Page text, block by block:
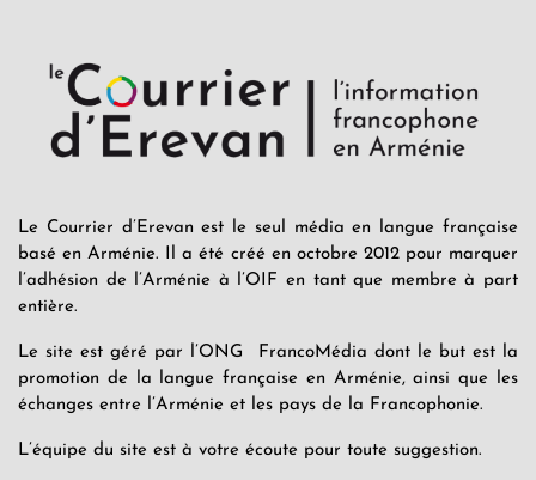
Le Courrier d’Erevan est le seul média en langue française
basé en Arménie. Il a été créé en octobre 2012 pour marquer
l’adhésion de l’Arménie à l’OIF en tant que membre à part
entière.
Le site est géré par l’ONG FrancoMédia dont le but est la
promotion de la langue française en Arménie, ainsi que les
échanges entre l’Arménie et les pays de la Francophonie.
L’équipe du site est à votre écoute pour toute suggestion.